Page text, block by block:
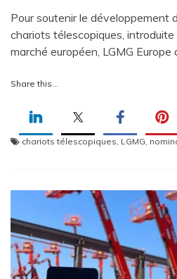
Pour soutenir le développement
chariots télescopiques, introduite
marché européen, LGMG Europe
Share this...
chariots télescopiques LGMG